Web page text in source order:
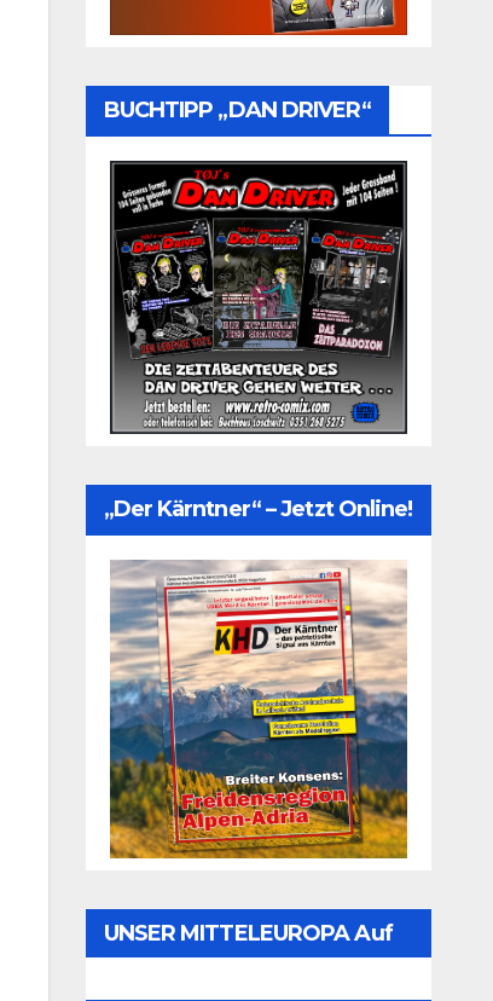
BUCHTIPP „DAN DRIVER“
„Der Kärntner“ – Jetzt Online!
UNSER MITTELEUROPA Auf